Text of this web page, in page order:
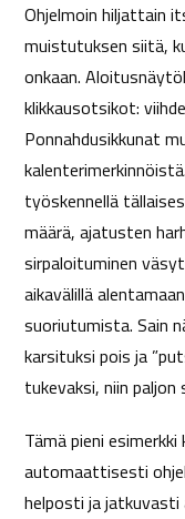
Ohjelmoin hiljattain
muistutuksen siitä,
onkaan.
klikkausotsikot:
Ponnahdusikkunat
työskennellä
määrä, ajatusten
sirpaloituminen
aikavälillä
suoriutumista. Sain
karsituksi pois ja
tukevaksi, niin
Tämä pieni
automaattisesti
helposti ja jatkuvasti